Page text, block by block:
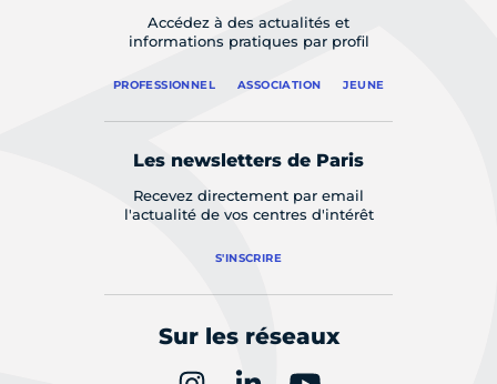
Accédez à des actualités et
informations pratiques par profil
PROFESSIONNEL ASSOCIATION JEUNE
Les newsletters de Paris
Recevez directement par email
l'actualité de vos centres d'intérêt
S'INSCRIRE
Sur les réseaux